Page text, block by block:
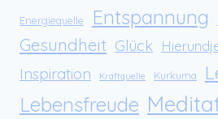
Energiequelle Entspannung
Gesundheit Glück
Inspiration
Kraftquelle Kurkuma
Lebensfreude